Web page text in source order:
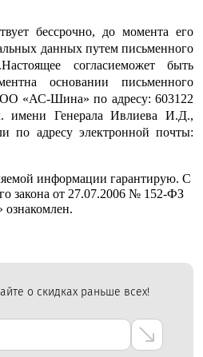
бессрочно, до момента его
данных путем письменного
согласиеможет быть
основании письменного
«АС-Шина» по адресу: 603122
имени Генерала Ивлиева И.Д.,
по адресу электронной почты:
информации гарантирую. С
закона от 27.07.2006 № 152-ФЗ
о скидках раньше всех!